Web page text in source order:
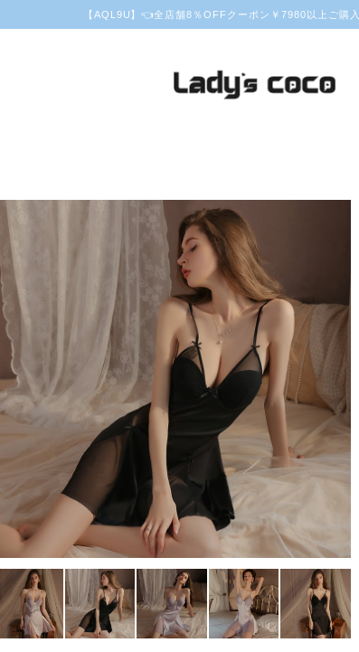
【AQL9U】👈全店舗8％OFFクーポン￥7980以上ご購